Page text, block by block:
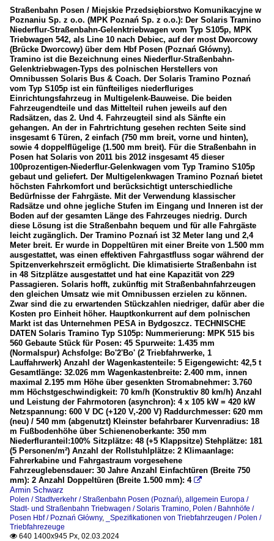
Deutschland
Straßen-, Stadt- und U-Bahnen
Leipzig (LVB)
Polen
Bahnhöfe
Posen Hbf / Poznań Główny
Stadtverkehr
Straßenbahn Posen (Poznań)
_Spezifikationen von Triebfahrzeugen
Polen
Triebfahrezeuge
2020
2022
Straßenbahn Posen / Miejskie Przedsiębiorstwo Komunikacyjne w
Poznaniu Sp. z o.o. (MPK Poznań Sp. z o.o.): Der Solaris Tramino
Niederflur-Straßenbahn-Gelenktriebwagen vom Typ S105p, MPK
Triebwagen 542, als Line 10 nach Debiec, auf der most Dworcowy
(Brücke Dworcowy) über dem Hbf Posen (Poznań Główny).
Tramino ist die Bezeichnung eines Niederflur-Straßenbahn-
Gelenktriebwagen-Typs des polnischen Herstellers von
Omnibussen Solaris Bus & Coach. Der Solaris Tramino Poznań
vom Typ S105p ist ein fünfteiliges niederfluriges
Einrichtungsfahrzeug in Multigelenk-Bauweise. Die beiden
Fahrzeugendteile und das Mittelteil ruhen jeweils auf den
Radsätzen, das 2. Und 4. Fahrzeugteil sind als Sänfte ein
gehangen. An der in Fahrtrichtung gesehen rechten Seite sind
insgesamt 6 Türen, 2 einfach (750 mm breit, vorne und hinten),
sowie 4 doppelflügelige (1.500 mm breit). Für die Straßenbahn in
Posen hat Solaris von 2011 bis 2012 insgesamt 45 dieser
100prozentigen-Niederflur-Gelenkwagen vom Typ Tramino S105p
gebaut und geliefert. Der Multigelenkwagen Tramino Poznań bietet
höchsten Fahrkomfort und berücksichtigt unterschiedliche
Bedürfnisse der Fahrgäste. Mit der Verwendung klassischer
Radsätze und ohne jegliche Stufen im Eingang und Inneren ist der
Boden auf der gesamten Länge des Fahrzeuges niedrig. Durch
diese Lösung ist die Straßenbahn bequem und für alle Fahrgäste
leicht zugänglich. Der Tramino Poznań ist 32 Meter lang und 2,4
Meter breit. Er wurde in Doppeltüren mit einer Breite von 1.500 mm
ausgestattet, was einen effektiven Fahrgastfluss sogar während der
Spitzenverkehrszeit ermöglicht. Die klimatisierte Straßenbahn ist
in 48 Sitzplätze ausgestattet und hat eine Kapazität von 229
Passagieren. Solaris hofft, zukünftig mit Straßenbahnfahrzeugen
den gleichen Umsatz wie mit Omnibussen erzielen zu können.
Zwar sind die zu erwartenden Stückzahlen niedriger, dafür aber die
Kosten pro Einheit höher. Hauptkonkurrent auf dem polnischen
Markt ist das Unternehmen PESA in Bydgoszcz. TECHNISCHE
DATEN Solaris Tramino Typ S105p: Nummerierung: MPK 515 bis
560 Gebaute Stück für Posen: 45 Spurweite: 1.435 mm
(Normalspur) Achsfolge: Bo'2'Bo' (2 Triebfahrwerke, 1
Lauffahrwerk) Anzahl der Wagenkastenteile: 5 Eigengewicht: 42,5 t
Gesamtlänge: 32.026 mm Wagenkastenbreite: 2.400 mm, innen
maximal 2.195 mm Höhe über gesenkten Stromabnehmer: 3.760
mm Höchstgeschwindigkeit: 70 km/h (Konstruktiv 80 km/h) Anzahl
und Leistung der Fahrmotoren (asynchron): 4 x 105 kW = 420 kW
Netzspannung: 600 V DC (+120 V,-200 V) Raddurchmesser: 620 mm
(neu) / 540 mm (abgenutzt) Kleinster befahrbarer Kurvenradius: 18
m Fußbodenhöhe über Schienenoberkante: 350 mm
Niederfluranteil:100% Sitzplätze: 48 (+5 Klappsitze) Stehplätze: 181
(5 Personen/m²) Anzahl der Rollstuhlplätze: 2 Klimaanlage:
Fahrerkabine und Fahrgastraum vorgesehene
Fahrzeuglebensdauer: 30 Jahre Anzahl Einfachtüren (Breite 750
mm): 2 Anzahl Doppeltüren (Breite 1.500 mm): 4 
Armin Schwarz
Polen / Stadtverkehr / Straßenbahn Posen (Poznań), allgemein Europa /
Stadt- und Straßenbahn Triebwagen / Solaris Tramino, Polen / Bahnhöfe /
Posen Hbf / Poznań Główny,
_Spezifikationen von Triebfahrzeugen / Polen /
Triebfahrezeuge
 640 1400x945 Px, 02.03.2024